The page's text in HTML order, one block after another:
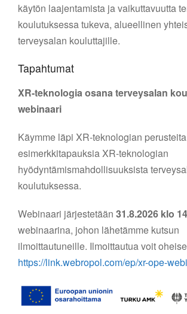
käytön laajentamista ja vaikuttavuutta
koulutuksessa tukeva, alueellinen
terveysalan kouluttajille.
Tapahtumat
XR-teknologia osana terveysalan
webinaari
Käymme läpi XR-teknologian
esimerkkitapauksia XR-teknologian
hyödyntämismahdollisuuksista
koulutuksessa.
Webinaari järjestetään31.8.2026 klo
webinaarina, johon lähetämme kutsun
ilmoittautuneille. Ilmoittautua voit
https://link.webropol.com/ep/xr-ope-